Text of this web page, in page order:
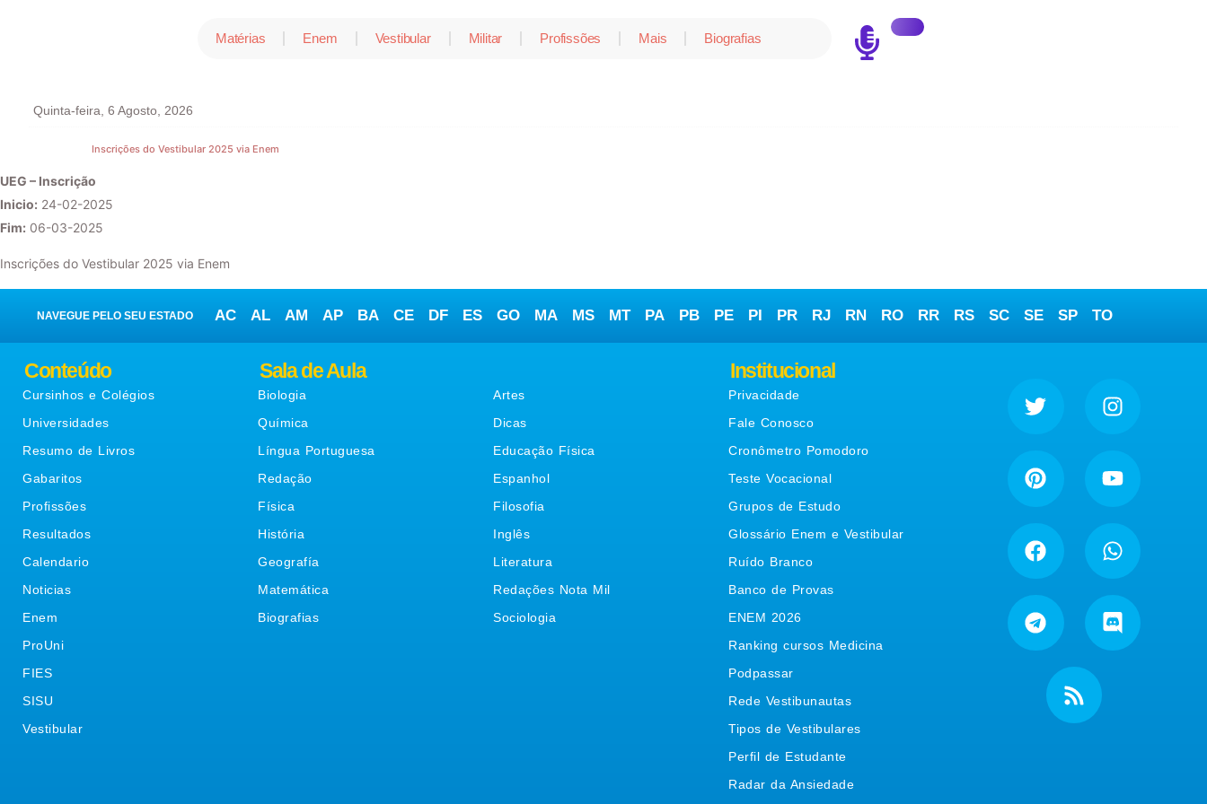
Matérias Enem Vestibular Militar Profissões Mais Biografias
Quinta-feira, 6 Agosto, 2026
Inscrições do Vestibular 2025 via Enem
UEG – Inscrição
Inicio: 24-02-2025
Fim: 06-03-2025
Inscrições do Vestibular 2025 via Enem
NAVEGUE PELO SEU ESTADO AC AL AM AP BA CE DF ES GO MA MS MT PA PB PE PI PR RJ RN RO RR RS SC SE SP TO
Conteúdo
Cursinhos e Colégios
Universidades
Resumo de Livros
Gabaritos
Profissões
Resultados
Calendario
Noticias
Enem
ProUni
FIES
SISU
Vestibular
Sala de Aula
Biologia
Química
Língua Portuguesa
Redação
Física
História
Geografía
Matemática
Biografias
Artes
Dicas
Educação Física
Espanhol
Filosofia
Inglês
Literatura
Redações Nota Mil
Sociologia
Institucional
Privacidade
Fale Conosco
Cronômetro Pomodoro
Teste Vocacional
Grupos de Estudo
Glossário Enem e Vestibular
Ruído Branco
Banco de Provas
ENEM 2026
Ranking cursos Medicina
Podpassar
Rede Vestibunautas
Tipos de Vestibulares
Perfil de Estudante
Radar da Ansiedade